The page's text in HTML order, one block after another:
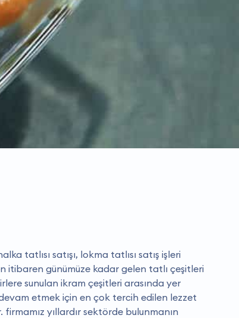
tatlısı satışı, lokma tatlısı satış işleri
itibaren günümüze kadar gelen tatlı çeşitleri
sunulan ikram çeşitleri arasında yer
etmek için en çok tercih edilen lezzet
yıllardır sektörde bulunmanın